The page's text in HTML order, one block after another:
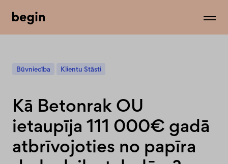
Būvniecība Klientu Stāsti
Kā Betonrak OU
ietaupīja 111 000€ gadā
atbrīvojoties no papīra